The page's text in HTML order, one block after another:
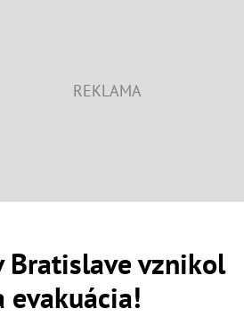
Bratislave vznikol
evakuácia!